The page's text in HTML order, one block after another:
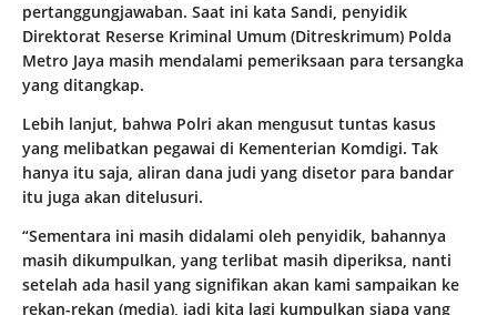
pertanggungjawaban. Saat ini kata Sandi, penyidik
Direktorat Reserse Kriminal Umum (Ditreskrimum) Polda
Metro Jaya masih mendalami pemeriksaan para tersangka
yang ditangkap.
Lebih lanjut, bahwa Polri akan mengusut tuntas kasus
yang melibatkan pegawai di Kementerian Komdigi. Tak
hanya itu saja, aliran dana judi yang disetor para bandar
itu juga akan ditelusuri.
“Sementara ini masih didalami oleh penyidik, bahannya
masih dikumpulkan, yang terlibat masih diperiksa, nanti
setelah ada hasil yang signifikan akan kami sampaikan ke
rekan-rekan (media), jadi kita lagi kumpulkan siapa yang